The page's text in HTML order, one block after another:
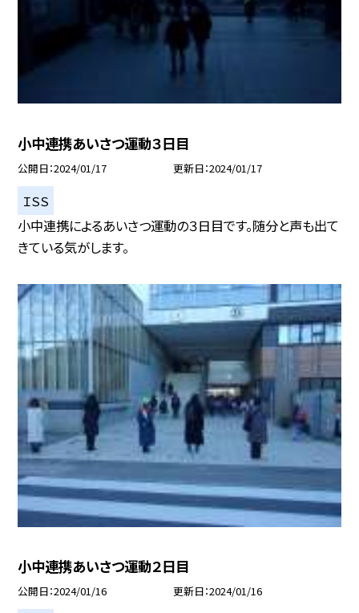
小中連携あいさつ運動３日目
公開日 2024/01/17 更新日 2024/01/17
ＩＳＳ
小中連携によるあいさつ運動の３日目です。随分と声も出て
きている気がします。
小中連携あいさつ運動２日目
公開日 2024/01/16 更新日 2024/01/16